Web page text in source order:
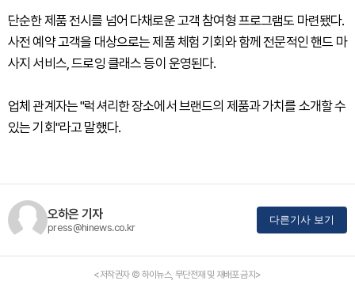
단순한 제품 전시를 넘어 다채로운 고객 참여형 프로그램도 마련됐다.
사전 예약 고객을 대상으로는 제품 체험 기회와 함께 전문적인 핸드 마
사지 서비스, 드로잉 클래스 등이 운영된다.
업체 관계자는 "럭셔리한 장소에서 브랜드의 제품과 가치를 소개할 수
있는 기회"라고 말했다.
오하은 기자
press@hinews.co.kr
다른기사 보기
<저작권자 © 하이뉴스, 무단전재 및 재배포 금지>